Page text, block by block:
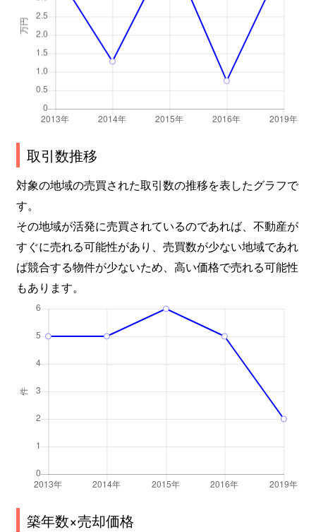
取引数推移
対象の地域の売買された取引数の推移を表したグラフで
す。
その地域が活発に売買されているのであれば、不動産が
すぐに売れる可能性があり、売買数が少ない地域であれ
ば競合する物件が少ないため、高い価格で売れる可能性
もあります。
築年数×売却価格